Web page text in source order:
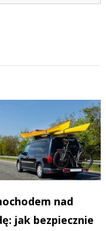
nad
jak bezpiecznie